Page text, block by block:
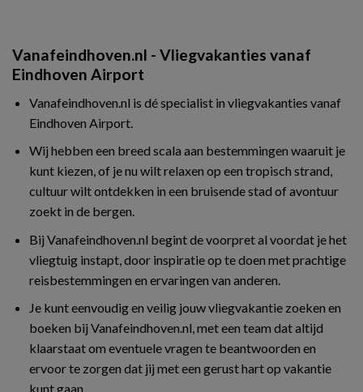
Vanafeindhoven.nl - Vliegvakanties vanaf
Eindhoven Airport
Vanafeindhoven.nl is dé specialist in vliegvakanties vanaf
Eindhoven Airport.
Wij hebben een breed scala aan bestemmingen waaruit je
kunt kiezen, of je nu wilt relaxen op een tropisch strand,
cultuur wilt ontdekken in een bruisende stad of avontuur
zoekt in de bergen.
Bij Vanafeindhoven.nl begint de voorpret al voordat je het
vliegtuig instapt, door inspiratie op te doen met prachtige
reisbestemmingen en ervaringen van anderen.
Je kunt eenvoudig en veilig jouw vliegvakantie zoeken en
boeken bij Vanafeindhoven.nl, met een team dat altijd
klaarstaat om eventuele vragen te beantwoorden en
ervoor te zorgen dat jij met een gerust hart op vakantie
kunt gaan.